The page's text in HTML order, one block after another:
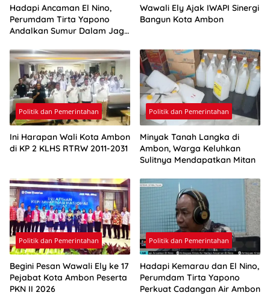
Hadapi Ancaman El Nino,
Perumdam Tirta Yapono
Andalkan Sumur Dalam Jaga
Wawali Ely Ajak IWAPI Sinergi
Bangun Kota Ambon
Politik dan Pemerintahan
Ini Harapan Wali Kota Ambon
di KP 2 KLHS RTRW 2011-2031
Politik dan Pemerintahan
Minyak Tanah Langka di
Ambon, Warga Keluhkan
Sulitnya Mendapatkan Mitan
Politik dan Pemerintahan
Begini Pesan Wawali Ely ke 17
Pejabat Kota Ambon Peserta
PKN II 2026
Politik dan Pemerintahan
Hadapi Kemarau dan El Nino,
Perumdam Tirta Yapono
Perkuat Cadangan Air Ambon